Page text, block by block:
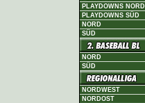
PLAYDOWNS NORD
PLAYDOWNS SÜD
NORD
SÜD
NORD
SÜD
NORDWEST
NORDOST